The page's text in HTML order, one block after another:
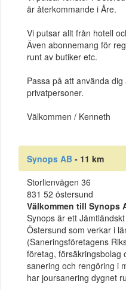
är återkommande i Åre.
Vi putsar allt från hotell
Även abonnemang för
runt av butiker etc.
Passa på att använda
privatpersoner.
Välkommen / Kenneth
Synops AB - 11 km
Storlienvägen 36
831 52 östersund
Välkommen till Synops
Synops är ett
Östersund som verkar i
(Saneringsföretagens
företag, försäkringsbolag
sanering och rengöring i
har joursanering dygnet